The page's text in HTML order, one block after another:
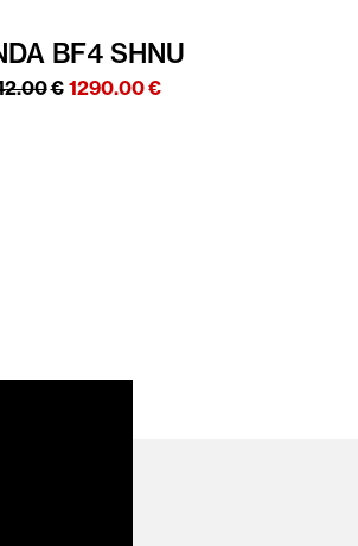
BF4 SHNU
€ Algne
1290.00€Praegune